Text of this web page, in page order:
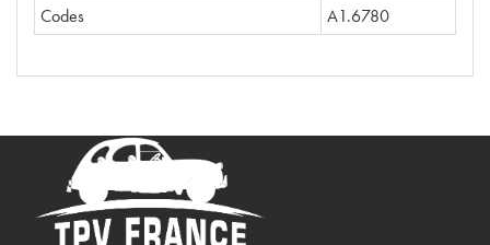
Codes
A1.6780